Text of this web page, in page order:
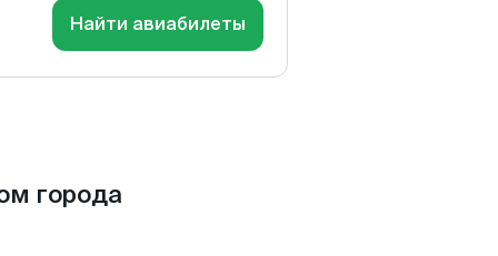
Найти авиабилеты
города